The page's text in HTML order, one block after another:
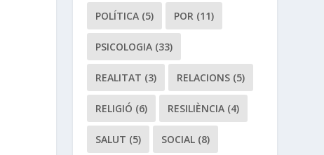
POLÍTICA (5) POR (11)
PSICOLOGIA (33)
REALITAT (3) RELACIONS (5)
RELIGIÓ (6) RESILIÈNCIA (4)
SALUT (5) SOCIAL (8)